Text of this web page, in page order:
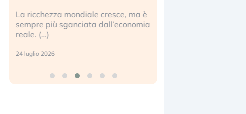
La ricchezza mondiale cresce, ma è
sempre più sganciata dall’economia
reale. (…)
24 luglio 2026